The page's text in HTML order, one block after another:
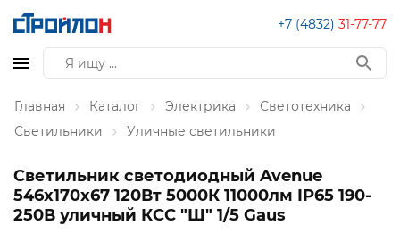
+7 (4832) 31-77-77
Главная Каталог Электрика
Светотехника
Светильники
Уличные светильники
Светильник светодиодный Avenue
546х170х67 120Вт 5000К 11000лм IP65 190-
250В уличный КСС "Ш" 1/5 Gaus